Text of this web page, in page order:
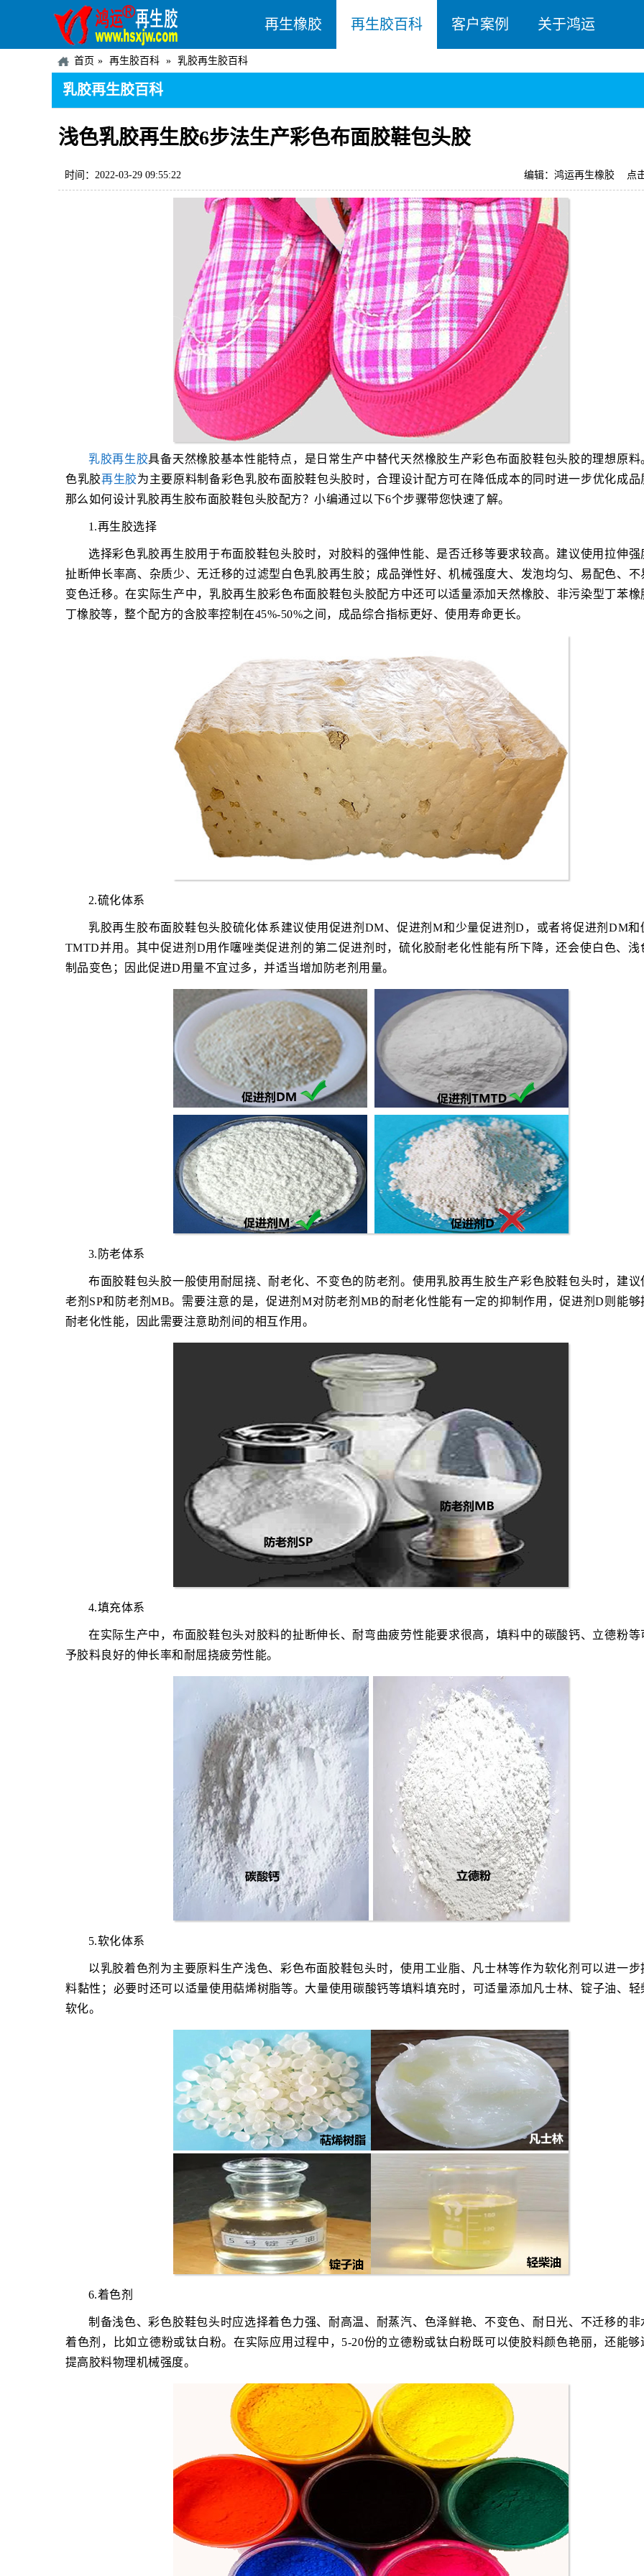
再生橡胶 再生胶百科 客户案例 关于鸿运
首页 再生胶百科 乳胶再生胶百科
乳胶再生胶百科
浅色乳胶再生胶6步法生产彩色布面胶鞋包头胶
时间：2022-03-29 09:55:22 点
编辑：鸿运再生橡胶
乳胶再生胶具备天然橡胶基本性能特点，是日常生产中替代天然橡胶生产彩色布面胶鞋包头胶的理想原料
色乳胶再生胶为主要原料制备彩色乳胶布面胶鞋包头胶时，合理设计配方可在降低成本的同时进一步优化成品
那么如何设计乳胶再生胶布面胶鞋包头胶配方？小编通过以下6个步骤带您快速了解。
1.再生胶选择
选择彩色乳胶再生胶用于布面胶鞋包头胶时，对胶料的强伸性能、是否迁移等要求较高。建议使用拉伸强
扯断伸长率高、杂质少、无迁移的过滤型白色乳胶再生胶；成品弹性好、机械强度大、发泡均匀、易配色、不
变色迁移。在实际生产中，乳胶再生胶彩色布面胶鞋包头胶配方中还可以适量添加天然橡胶、非污染型丁苯橡
丁橡胶等，整个配方的含胶率控制在45%-50%之间，成品综合指标更好、使用寿命更长。
2.硫化体系
乳胶再生胶布面胶鞋包头胶硫化体系建议使用促进剂DM、促进剂M和少量促进剂D，或者将促进剂DM和
TMTD并用。其中促进剂D用作噻唑类促进剂的第二促进剂时，硫化胶耐老化性能有所下降，还会使白色、浅
制品变色；因此促进D用量不宜过多，并适当增加防老剂用量。
3.防老体系
布面胶鞋包头胶一般使用耐屈挠、耐老化、不变色的防老剂。使用乳胶再生胶生产彩色胶鞋包头时，建议
老剂SP和防老剂MB。需要注意的是，促进剂M对防老剂MB的耐老化性能有一定的抑制作用，促进剂D则能够
耐老化性能，因此需要注意助剂间的相互作用。
4.填充体系
在实际生产中，布面胶鞋包头对胶料的扯断伸长、耐弯曲疲劳性能要求很高，填料中的碳酸钙、立德粉等
予胶料良好的伸长率和耐屈挠疲劳性能。
5.软化体系
以乳胶着色剂为主要原料生产浅色、彩色布面胶鞋包头时，使用工业脂、凡士林等作为软化剂可以进一步
料黏性；必要时还可以适量使用萜烯树脂等。大量使用碳酸钙等填料填充时，可适量添加凡士林、锭子油、轻
软化。
6.着色剂
制备浅色、彩色胶鞋包头时应选择着色力强、耐高温、耐蒸汽、色泽鲜艳、不变色、耐日光、不迁移的非
着色剂，比如立德粉或钛白粉。在实际应用过程中，5-20份的立德粉或钛白粉既可以使胶料颜色艳丽，还能够
提高胶料物理机械强度。